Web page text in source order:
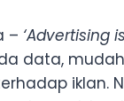
– ‘Advertising
data,
iklan.